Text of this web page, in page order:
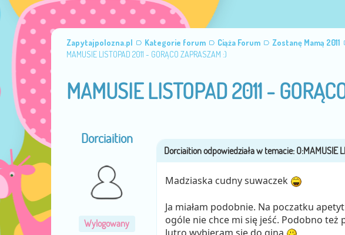
Zapytajpolozna.pl Kategorie forum Ciąża Forum Zostanę Mamą 2011
MAMUSIE LISTOPAD 2011 - GORĄCO ZAPRASZAM :)
MAMUSIE LISTOPAD 2011 -
Dorciaition
Wylogowany
Madziaska cudny suwaczek
Ja miałam podobnie. Na poczatku
ogóle nie chce mi się jeść. Podobno też